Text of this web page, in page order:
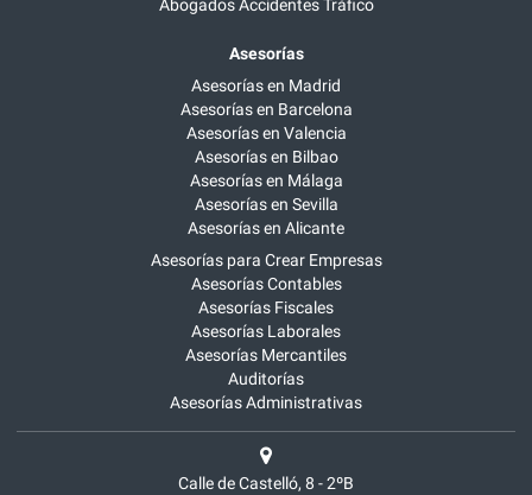
Abogados Accidentes Tráfico
Asesorías
Asesorías en Madrid
Asesorías en Barcelona
Asesorías en Valencia
Asesorías en Bilbao
Asesorías en Málaga
Asesorías en Sevilla
Asesorías en Alicante
Asesorías para Crear Empresas
Asesorías Contables
Asesorías Fiscales
Asesorías Laborales
Asesorías Mercantiles
Auditorías
Asesorías Administrativas
Calle de Castelló, 8 - 2ºB